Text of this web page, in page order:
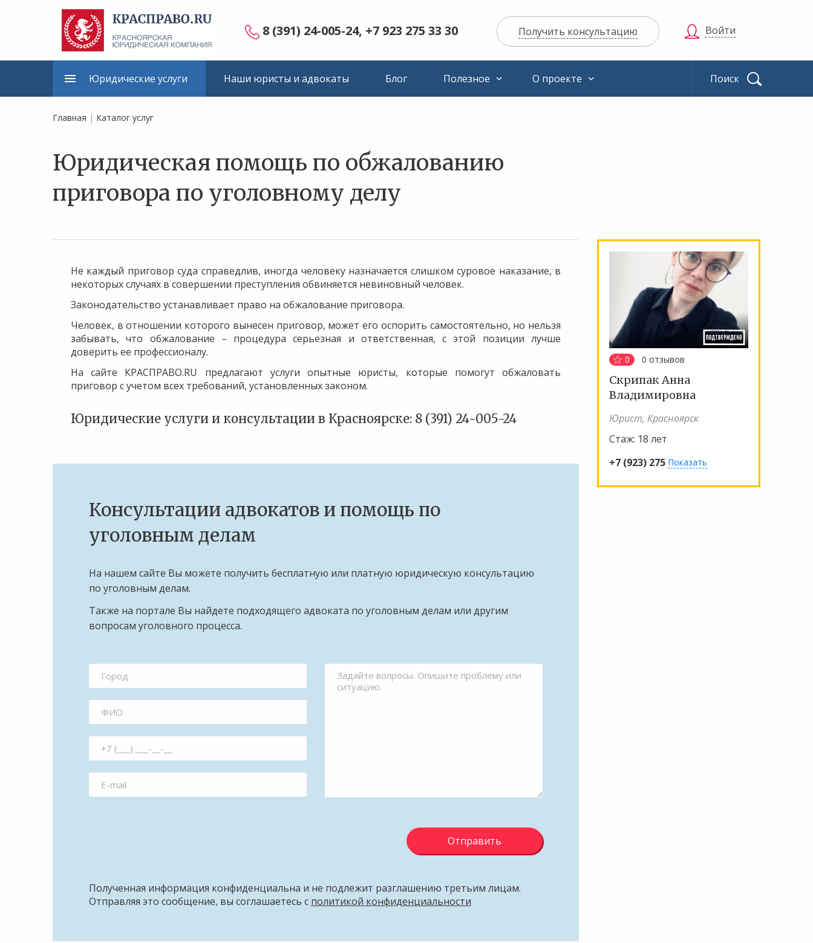
8 (391) 24-005-24, +7 923 275 33 30 Получить консультацию
Юридические услуги Наши юристы и адвокаты Блог Полезное О проекте
Войти
Главная | Каталог услуг
Юридическая помощь по обжалованию
приговора по уголовному делу
Не каждый приговор суда справедлив, иногда человеку назначается слишком суровое наказание, в
некоторых случаях в совершении преступления обвиняется невиновный человек.
Законодательство устанавливает право на обжалование приговора.
Человек, в отношении которого вынесен приговор, может его оспорить самостоятельно, но нельзя
забывать, что обжалование – процедура серьезная и ответственная, с этой позиции лучше
доверить ее профессионалу.
На сайте КРАСПРАВО.RU предлагают услуги опытные юристы, которые помогут обжаловать
приговор с учетом всех требований, установленных законом.
Юридические услуги и консультации в Красноярске: 8 (391) 24-005-24
Консультации адвокатов и помощь по
уголовным делам
На нашем сайте Вы можете получить бесплатную или платную юридическую консультацию
по уголовным делам.
Также на портале Вы найдете подходящего адвоката по уголовным делам или другим
вопросам уголовного процесса.
Отправить
Полученная информация конфиденциальна и не подлежит разглашению третьим лицам.
Отправляя это сообщение, вы соглашаетесь с политикой конфиденциальности
0 0 отзывов
Скрипак Анна
Владимировна
Юрист, Красноярск
Стаж: 18 лет
+7 (923) 275 Показать